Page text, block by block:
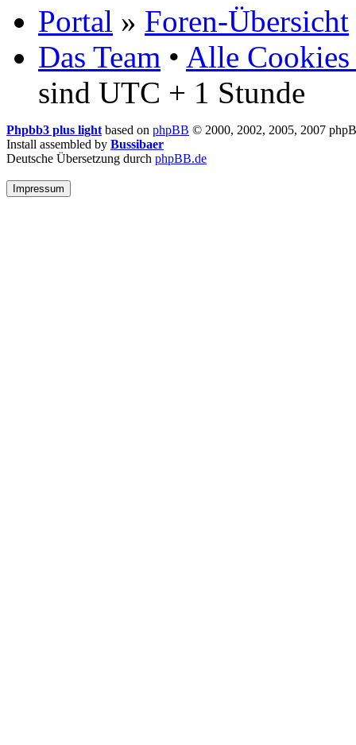
Portal » Foren-Übersicht
Das Team • Alle Cookies
sind UTC + 1 Stunde
Phpbb3 plus light based on phpBB © 2000, 2002, 2005, 2007
Install assembled by Bussibaer
Deutsche Übersetzung durch phpBB.de